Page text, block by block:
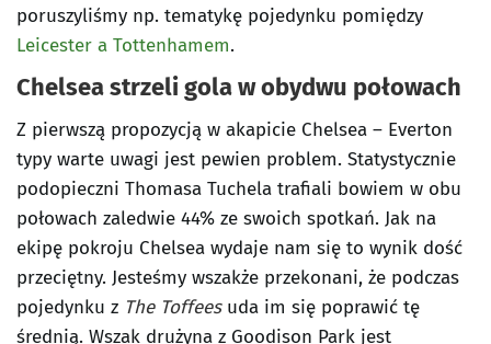
poruszyliśmy np. tematykę pojedynku pomiędzy
Leicester a Tottenhamem.
Chelsea strzeli gola w obydwu połowach
Z pierwszą propozycją w akapicie Chelsea – Everton
typy warte uwagi jest pewien problem. Statystycznie
podopieczni Thomasa Tuchela trafiali bowiem w obu
połowach zaledwie 44% ze swoich spotkań. Jak na
ekipę pokroju Chelsea wydaje nam się to wynik dość
przeciętny. Jesteśmy wszakże przekonani, że podczas
pojedynku z The Toffeesuda im się poprawić tę
średnią. Wszak drużyna z Goodison Park jest